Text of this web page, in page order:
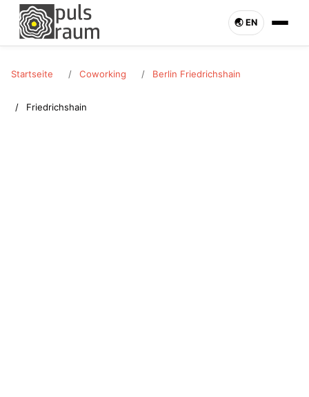
🌏︎ EN
Startseite Coworking Berlin Friedrichshain
Friedrichshain